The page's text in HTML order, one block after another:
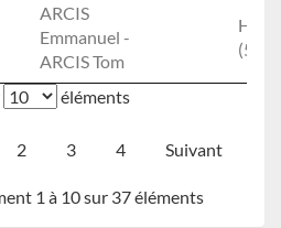
ARCIS
Emmanuel -
ARCIS Tom
(5.)
éléments
2 3 4 Suivant
1 à 10 sur 37 éléments